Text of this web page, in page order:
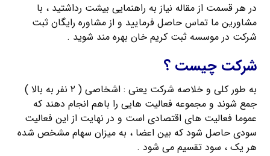
در هر قسمت از مقاله نیاز به راهنمایی بیشت رداشتید ، با
مشاورین ما تماس حاصل فرمایید و از مشاوره رایگان ثبت
شرکت در موسسه ثبت کریم خان بهره مند شوید .
شرکت چیست ؟
به طور کلی و خلاصه شرکت یعنی : اشخاصی ( ۲ نفر به بالا )
جمع شوند و مجموعه فعالیت هایی را باهم انجام دهند که
عموما فعالیت های اقتصادی است و در نهایت از این فعالیت
سودی حاصل شود که بین اعضا ، به میزان سهام مشخص شده
هر یک ، سود تقسیم می شود .